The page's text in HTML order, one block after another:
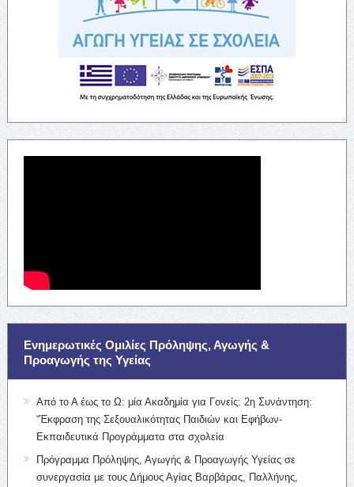
Ενημερωτικές Ομιλίες Πρόληψης, Αγωγής &
Προαγωγής της Υγείας
Από το Α έως το Ω: μία Ακαδημία για Γονείς: 2η Συνάντηση:
“Έκφραση της Σεξουαλικότητας Παιδιών και Εφήβων-
Εκπαιδευτικά Προγράμματα στα σχολεία
Πρόγραμμα Πρόληψης, Αγωγής & Προαγωγής Υγείας σε
συνεργασία με τους Δήμους Αγίας Βαρβάρας, Παλλήνης,